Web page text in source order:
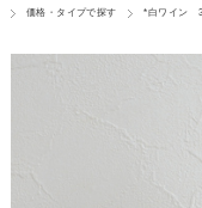
価格・タイプで探す *白ワイン